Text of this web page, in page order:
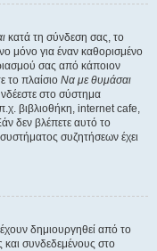
κατά τη σύνδεση σας, το
μόνο για έναν καθορισμένο
σας από κάποιον
το πλαίσιο Να με θυμάσαι
στο σύστημα
βιβλιοθήκη, internet cafe,
δεν βλέπετε αυτό το
συστήματος συζητήσεων έχει
δημιουργηθεί από το
συνδεδεμένους στο